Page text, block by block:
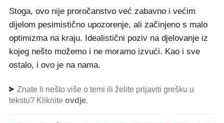
Stoga, ovo nije proročanstvo već zabavno i većim
dijelom pesimistično upozorenje, ali začinjeno s malo
optimizma na kraju. Idealistični poziv na djelovanje iz
kojeg nešto možemo i ne moramo izvući. Kao i sve
ostalo, i ovo je na nama.
Znate li nešto više o temi ili želite prijaviti grešku u
tekstu? Kliknite ovdje.